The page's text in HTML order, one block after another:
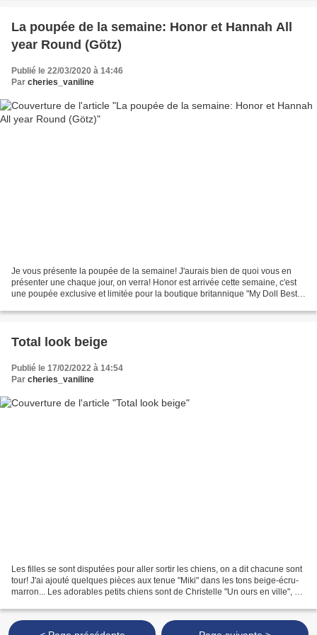
La poupée de la semaine: Honor et Hannah All
year Round (Götz)
Publié le 22/03/2020 à 14:46
Par cheries_vaniline
Je vous présente la poupée de la semaine! J'aurais bien de quoi vous en
présenter une chaque jour, on verra! Honor est arrivée cette semaine, c'est
une poupée exclusive et limitée pour la boutique britannique "My Doll Best
Total look beige
Publié le 17/02/2022 à 14:54
Par cheries_vaniline
Les filles se sont disputées pour aller sortir les chiens, on a dit chacune sont
tour! J'ai ajouté quelques pièces aux tenue "Miki" dans les tons beige-écru-
marron... Les adorables petits chiens sont de Christelle "Un ours en ville", un